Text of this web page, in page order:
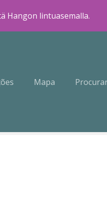
Hangon lintuasemalla.
Mapa